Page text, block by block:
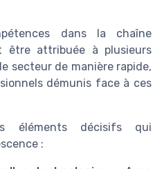
dans la chaîne
être attribuée à plusieurs
secteur de manière rapide,
démunis face à ces
éléments décisifs qui
: